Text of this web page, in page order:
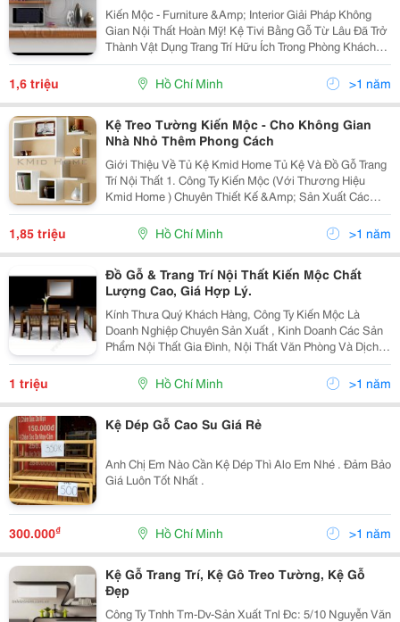
Kiến Mộc - Furniture &Amp; Interior Giải Pháp Không
Gian Nội Thất Hoàn Mỹ! Kệ Tivi Bằng Gỗ Từ Lâu Đã Trở
Thành Vật Dụng Trang Trí Hữu Ích Trong Phòng Khách
Của Mọi Gia Đình. Nếu Như Trước Kia Kệ Tivi Chỉ Đơn
Thuần Là Những Chiếc Bàn Để Tivi Hay...
1,6 triệu Hồ Chí Minh >1 năm
Kệ Treo Tường Kiến Mộc - Cho Không Gian
Nhà Nhỏ Thêm Phong Cách
Giới Thiệu Về Tủ Kệ Kmid Home Tủ Kệ Và Đồ Gỗ Trang
Trí Nội Thất 1. Công Ty Kiến Mộc (Với Thương Hiệu
Kmid Home ) Chuyên Thiết Kế &Amp; Sản Xuất Các
Dạng Tủ Kệ Theo Kiểu Dáng Hiện Đại, Sử Dụng Chiều
Cao Không Gian Của Diện Tường Một Cách Khéo...
1,85 triệu Hồ Chí Minh >1 năm
Đồ Gỗ & Trang Trí Nội Thất Kiến Mộc Chất
Lượng Cao, Giá Hợp Lý.
Kính Thưa Quý Khách Hàng, Công Ty Kiến Mộc Là
Doanh Nghiệp Chuyên Sản Xuất , Kinh Doanh Các Sản
Phẩm Nội Thất Gia Đình, Nội Thất Văn Phòng Và Dịch
Vụ Trang Trí Nội Thất . Với Diện Tích Nhà Xưởng Hơn
500 M 2 Cùng Với Dây Chuyền Máy Móc Hiện Đại Và...
1 triệu Hồ Chí Minh >1 năm
Kệ Dép Gỗ Cao Su Giá Rẻ
Anh Chị Em Nào Cần Kệ Dép Thì Alo Em Nhé . Đảm Bảo
Giá Luôn Tốt Nhất .
300.000₫ Hồ Chí Minh >1 năm
Kệ Gỗ Trang Trí, Kệ Gô Treo Tường, Kệ Gỗ
Đẹp
Công Ty Tnhh Tm-Dv-Sản Xuất Tnl Đc: 5/10 Nguyễn Văn